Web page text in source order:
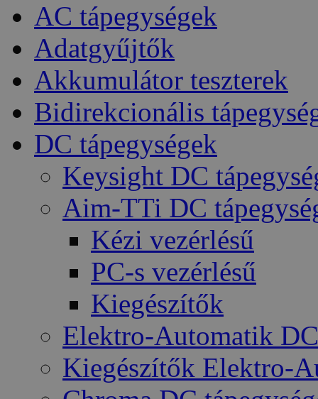
AC tápegységek
Adatgyűjtők
Akkumulátor teszterek
Bidirekcionális
DC tápegységek
Keysight DC
Aim-TTi DC
Kézi vezérlésű
PC-s vezérlésű
Kiegészítők
Elektro-Automatik
Kiegészítők Elektro-